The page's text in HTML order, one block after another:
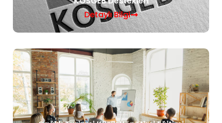
Detaylı Bilgi